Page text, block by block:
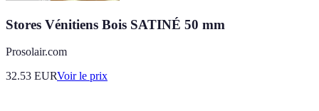
Stores Vénitiens Bois SATINÉ 50 mm
Prosolair.com
32.53 EURVoir le prix